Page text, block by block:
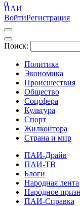
ПАИ
ВойтиРегистрация
Поиск:
Политика
Экономика
Происшествия
Общество
Соцсфера
Культура
Спорт
Жилконтора
Страна и мир
ПАИ-Драйв
ПАИ-ТВ
Блоги
Народная лента
Народное
ПАИ-Справка
0